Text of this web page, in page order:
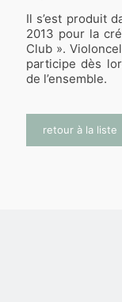
Il s’est produit
2013 pour la
Club ».
participe dès
de l’ensemble.
retour à la liste